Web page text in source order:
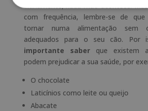
diariamente, nada mão acontece.
com frequência, lembre-se de
tornar numa alimentação sem
adequados para o seu cão. Por
importante saberque existem
podem prejudicar a sua saúde, por
O chocolate
Laticínios como leite ou queijo
Abacate